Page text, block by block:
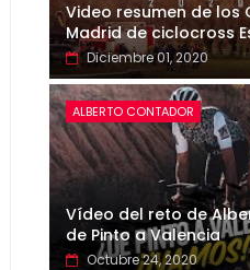
Video resumen de los
Madrid de ciclocross
Diciembre 01, 2020
ALBERTO CONTADOR
Vídeo del reto de
de Pinto a Valencia
Octubre 24, 2020